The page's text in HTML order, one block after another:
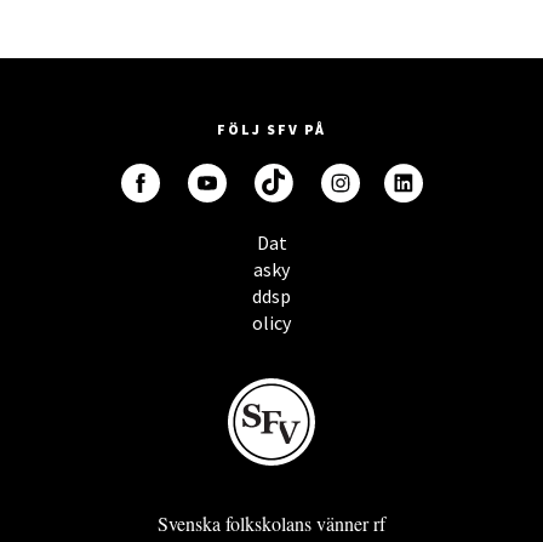
FÖLJ SFV PÅ
Dat
asky
ddsp
olicy
Svenska folkskolans vänner rf